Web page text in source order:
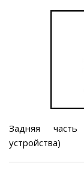
Задняя часть
устройства)